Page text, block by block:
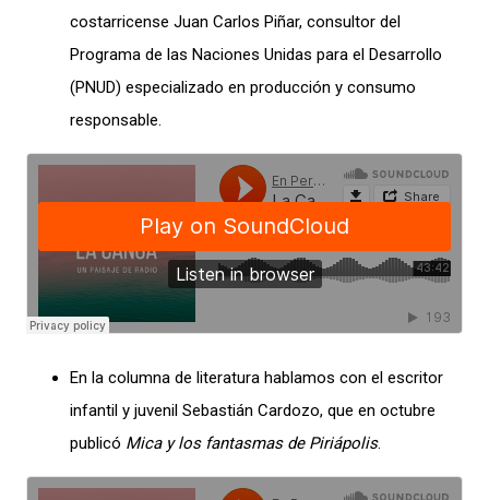
costarricense Juan Carlos Piñar, consultor del
Programa de las Naciones Unidas para el Desarrollo
(PNUD) especializado en producción y consumo
responsable.
En la columna de literatura hablamos con el escritor
infantil y juvenil Sebastián Cardozo, que en octubre
publicó Mica y los fantasmas de Piriápolis.